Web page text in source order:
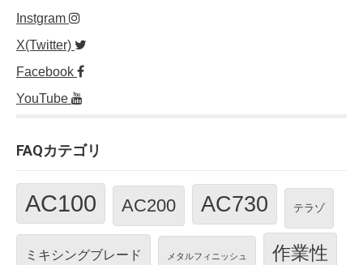
Instgram
X(Twitter)
Facebook
YouTube
FAQカテゴリ
AC100 AC200 AC730 テラゾ
ミキシングブレード メタルフィニッシュ 作業性